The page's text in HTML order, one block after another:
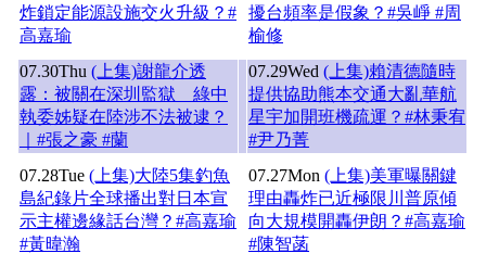
炸鎖定能源設施交火升級？#
高嘉瑜
擾台頻率是假象？#吳崢 #周
榆修
07.30Thu (上集)謝龍介透
露：被關在深圳監獄 綠中
執委姊疑在陸涉不法被逮？
｜#張之豪 #蘭
07.29Wed (上集)賴清德隨時
提供協助熊本交通大亂華航
星宇加開班機疏運？#林秉宥
#尹乃菁
07.28Tue (上集)大陸5集釣魚
島紀錄片全球播出對日本宣
示主權邊緣話台灣？#高嘉瑜
#黃暐瀚
07.27Mon (上集)美軍曝關鍵
理由轟炸已近極限川普原傾
向大規模開轟伊朗？#高嘉瑜
#陳智菡